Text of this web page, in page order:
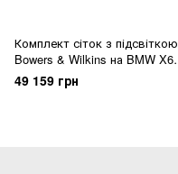
Комплект сіток з підсвіткою
Bowers & Wilkins на BMW X6
G06 / X6M F96
49 159 грн